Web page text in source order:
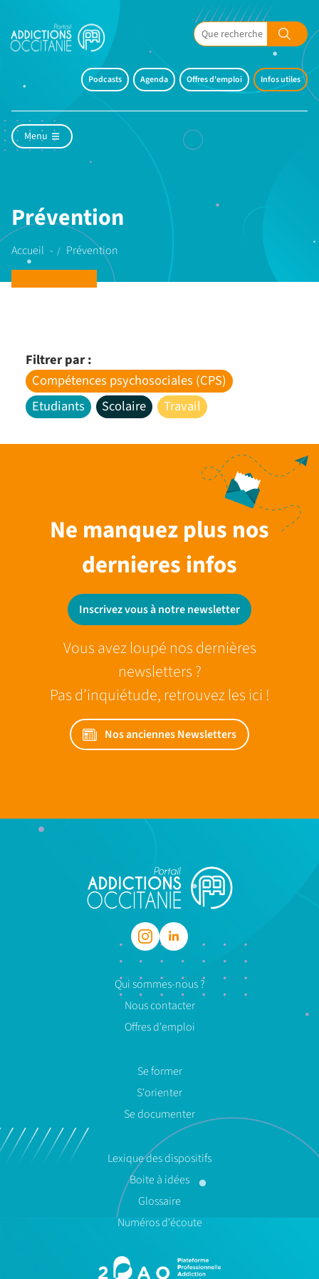
Podcasts Agenda Offres d'emploi Infos utiles
Menu
Prévention
Accueil Prévention
Filtrer par :
Compétences psychosociales (CPS)
Etudiants
Scolaire Travail
Ne manquez plus nos
dernieres infos
Inscrivez vous à notre newsletter
Vous avez loupé nos dernières
newsletters ?
Pas d’inquiétude, retrouvez les ici !
Nos anciennes Newsletters
Qui sommes-nous ?
Nous contacter
Offres d'emploi
Se former
S'orienter
Se documenter
Lexique des dispositifs
Boite à idées
Glossaire
Numéros d'écoute